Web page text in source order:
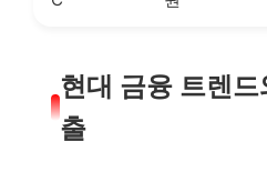
현대 금융 트렌
출